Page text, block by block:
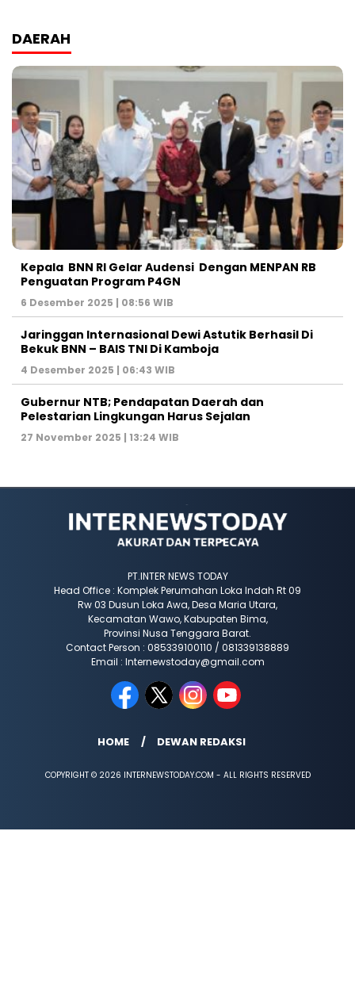
DAERAH
Kepala BNN RI Gelar Audensi Dengan MENPAN RB
Penguatan Program P4GN
6 Desember 2025 | 08:56 WIB
Jaringgan Internasional Dewi Astutik Berhasil Di
Bekuk BNN – BAIS TNI Di Kamboja
4 Desember 2025 | 06:43 WIB
Gubernur NTB; Pendapatan Daerah dan
Pelestarian Lingkungan Harus Sejalan
27 November 2025 | 13:24 WIB
PT.INTER NEWS TODAY
Head Office : Komplek Perumahan Loka Indah Rt 09
Rw 03 Dusun Loka Awa, Desa Maria Utara,
Kecamatan Wawo, Kabupaten Bima,
Provinsi Nusa Tenggara Barat.
Contact Person : 085339100110 / 081339138889
Email : Internewstoday@gmail.com
HOME DEWAN REDAKSI
COPYRIGHT © 2026 INTERNEWSTODAY.COM - ALL RIGHTS RESERVED